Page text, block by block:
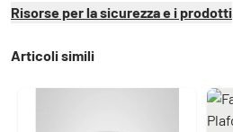
Risorse per la sicurezza e i prodotti
Articoli simili